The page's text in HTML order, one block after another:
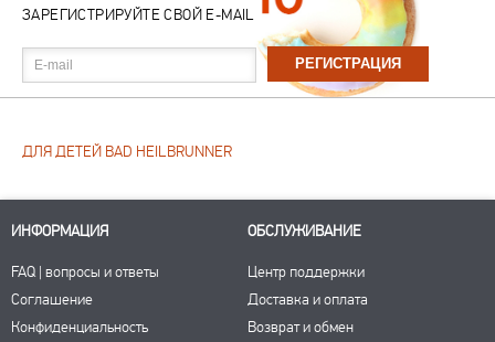
ЗАРЕГИСТРИРУЙТЕ СВОЙ E-MAIL
E-mail
ДЛЯ ДЕТЕЙ BAD HEILBRUNNER
ИНФОРМАЦИЯ
FAQ | вопросы и ответы
Соглашение
Конфиденциальность
ОБСЛУЖИВАНИЕ
Центр поддержки
Доставка и оплата
Возврат и обмен